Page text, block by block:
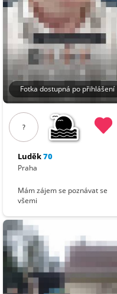
Fotka dostupná po přihlášení
?
Luděk70
Praha
Mám zájem se poznávat se
všemi